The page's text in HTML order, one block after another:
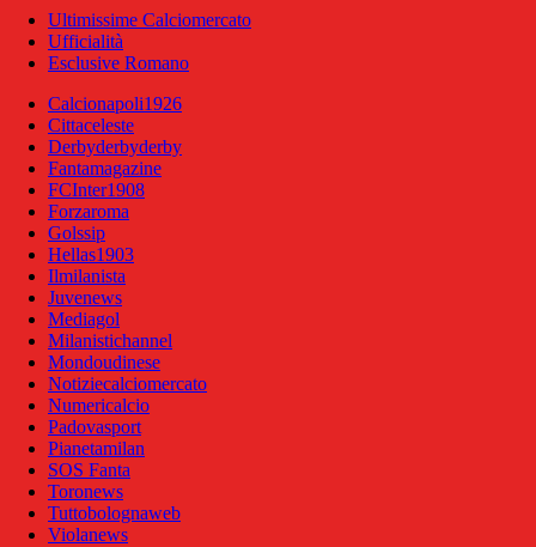
Ultimissime Calciomercato
Ufficialità
Esclusive Romano
Calcionapoli1926
Cittaceleste
Derbyderbyderby
Fantamagazine
FCInter1908
Forzaroma
Golssip
Hellas1903
Ilmilanista
Juvenews
Mediagol
Milanistichannel
Mondoudinese
Notiziecalciomercato
Numericalcio
Padovasport
Pianetamilan
SOS Fanta
Toronews
Tuttobolognaweb
Violanews